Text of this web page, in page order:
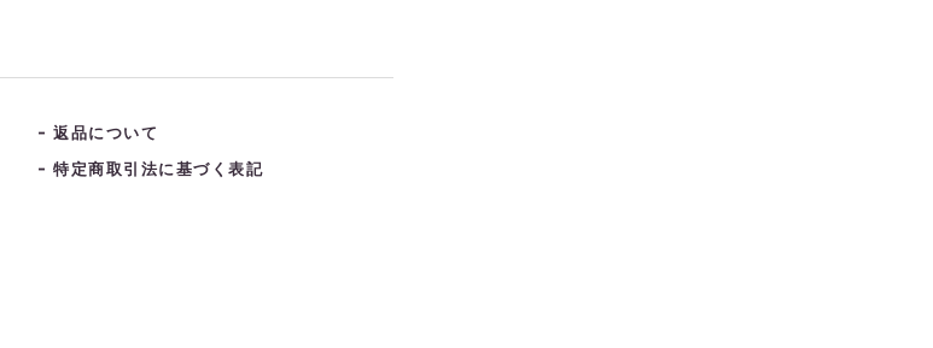
返品について
特定商取引法に基づく表記